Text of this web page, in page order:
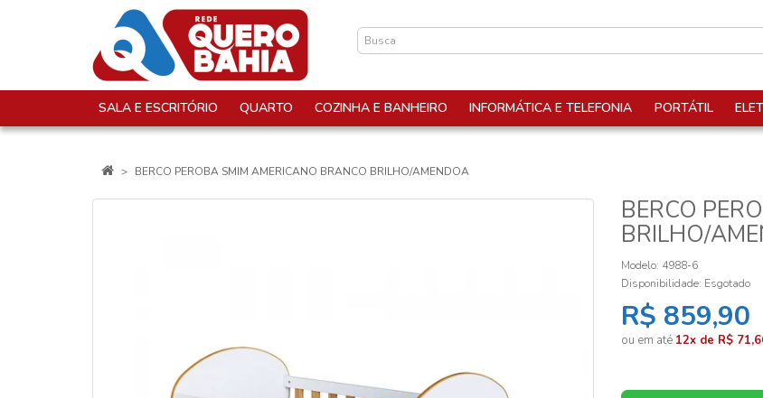
SALA E ESCRITÓRIO QUARTO COZINHA E BANHEIRO INFORMÁTICA E TELEFONIA PORTÁTIL
BERCO PEROBA SMIM AMERICANO BRANCO BRILHO/AMENDOA
BERCO
BRILHO/
Modelo: 4988-6
Disponibilidade: Esgotado
R$ 859,90
ou em até 12x de R$